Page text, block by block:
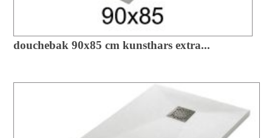
douchebak 90x85 cm kunsthars extra...